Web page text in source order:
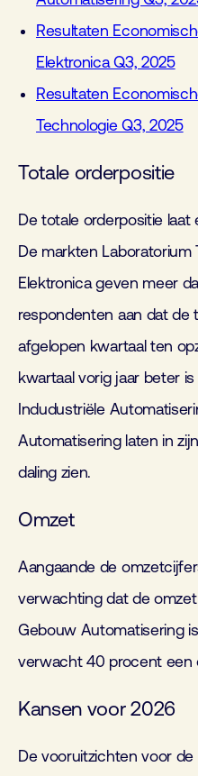
Resultaten
Elektronica Q3, 2025
Resultaten
Technologie Q3, 2025
Totale orderpositie
De totale orderpositie laat
De markten
Elektronica geven meer
respondenten aan dat de
afgelopen kwartaal ten
kwartaal vorig jaar beter
Indudustriële
Automatisering laten in
daling zien.
Omzet
Aangaande de
verwachting dat de
Gebouw Automatisering
verwacht 40 procent een
Kansen voor 2026
De vooruitzichten voor